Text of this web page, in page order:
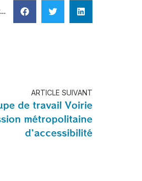
ARTICLE SUIVANT
de travail Voirie
métropolitaine
d’accessibilité